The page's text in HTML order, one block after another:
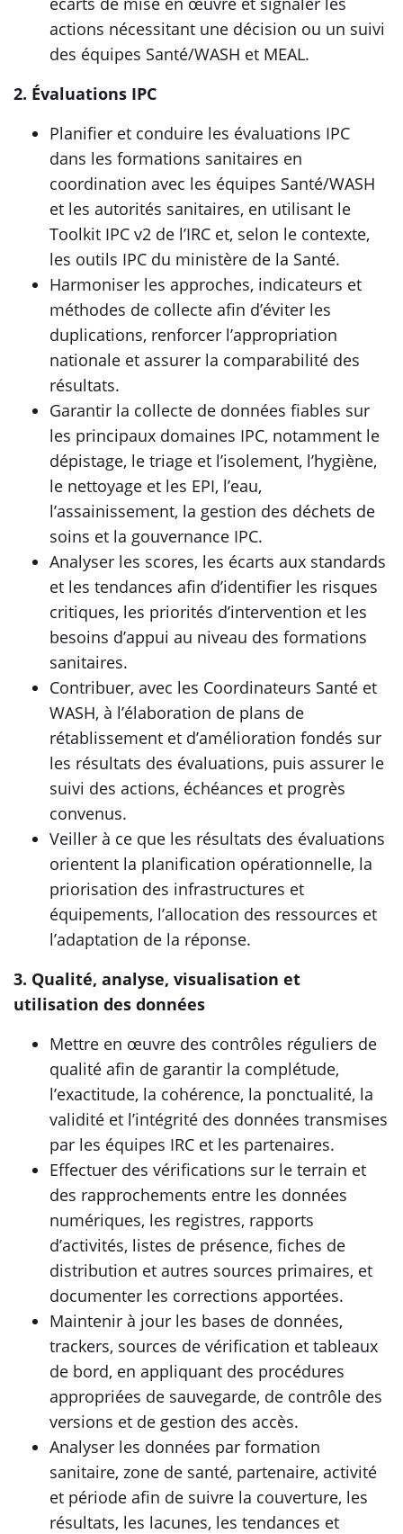
actions nécessitant une décision ou un suivi
des équipes Santé/WASH et MEAL.
2. Évaluations IPC
Planifier et conduire les évaluations IPC
dans les formations sanitaires en
coordination avec les équipes Santé/WASH
et les autorités sanitaires, en utilisant le
Toolkit IPC v2 de l’IRC et, selon le contexte,
les outils IPC du ministère de la Santé.
Harmoniser les approches, indicateurs et
méthodes de collecte afin d’éviter les
duplications, renforcer l’appropriation
nationale et assurer la comparabilité des
résultats.
Garantir la collecte de données fiables sur
les principaux domaines IPC, notamment le
dépistage, le triage et l’isolement, l’hygiène,
le nettoyage et les EPI, l’eau,
l’assainissement, la gestion des déchets de
soins et la gouvernance IPC.
Analyser les scores, les écarts aux standards
et les tendances afin d’identifier les risques
critiques, les priorités d’intervention et les
besoins d’appui au niveau des formations
sanitaires.
Contribuer, avec les Coordinateurs Santé et
WASH, à l’élaboration de plans de
rétablissement et d’amélioration fondés sur
les résultats des évaluations, puis assurer le
suivi des actions, échéances et progrès
convenus.
Veiller à ce que les résultats des évaluations
orientent la planification opérationnelle, la
priorisation des infrastructures et
équipements, l’allocation des ressources et
l’adaptation de la réponse.
3. Qualité, analyse, visualisation et
utilisation des données
Mettre en œuvre des contrôles réguliers de
qualité afin de garantir la complétude,
l’exactitude, la cohérence, la ponctualité, la
validité et l’intégrité des données transmises
par les équipes IRC et les partenaires.
Effectuer des vérifications sur le terrain et
des rapprochements entre les données
numériques, les registres, rapports
d’activités, listes de présence, fiches de
distribution et autres sources primaires, et
documenter les corrections apportées.
Maintenir à jour les bases de données,
trackers, sources de vérification et tableaux
de bord, en appliquant des procédures
appropriées de sauvegarde, de contrôle des
versions et de gestion des accès.
Analyser les données par formation
sanitaire, zone de santé, partenaire, activité
et période afin de suivre la couverture, les
résultats, les lacunes, les tendances et